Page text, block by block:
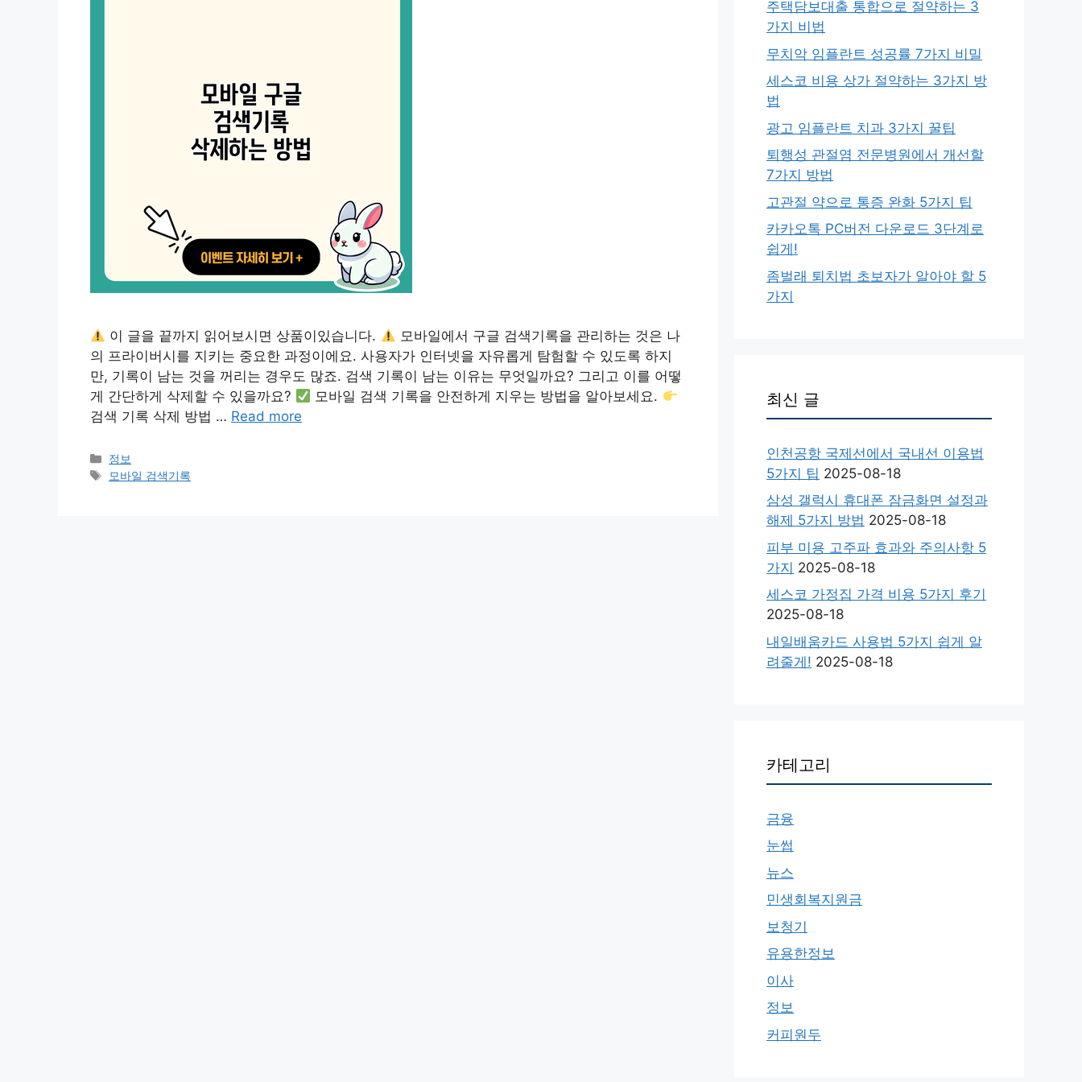
이 글을 끝까지 읽어보시면 상품이있습니다.
모바일에서 구글 검색기록을 관리하는 것은 나
의 프라이버시를 지키는 중요한 과정이에요. 사용자가 인터넷을 자유롭게 탐험할 수 있도록 하지
만, 기록이 남는 것을 꺼리는 경우도 많죠. 검색 기록이 남는 이유는 무엇일까요? 그리고 이를 어떻
게 간단하게 삭제할 수 있을까요?
모바일 검색 기록을 안전하게 지우는 방법을 알아보세요.
검색 기록 삭제 방법 … Read more
Categories
정보
Tags
모바일 검색기록
주택담보대출 통합으로 절약하는 3
가지 비법
무치악 임플란트 성공률 7가지 비밀
세스코 비용 상가 절약하는 3가지 방
법
광고 임플란트 치과 3가지 꿀팁
퇴행성 관절염 전문병원에서 개선할
7가지 방법
고관절 약으로 통증 완화 5가지 팁
카카오톡 PC버전 다운로드 3단계로
쉽게!
좀벌래 퇴치법 초보자가 알아야 할 5
가지
최신 글
인천공항 국제선에서 국내선 이용법
5가지 팁 2025-08-18
삼성 갤럭시 휴대폰 잠금화면 설정과
해제 5가지 방법 2025-08-18
피부 미용 고주파 효과와 주의사항 5
가지 2025-08-18
세스코 가정집 가격 비용 5가지 후기
2025-08-18
내일배움카드 사용법 5가지 쉽게 알
려줄게! 2025-08-18
카테고리
금융
눈썹
뉴스
민생회복지원금
보청기
유용한정보
이사
정보
커피원두